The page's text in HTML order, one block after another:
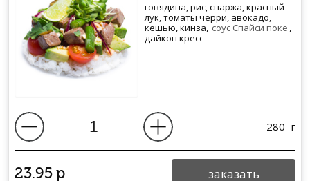
говядина, рис, спаржа, красный
лук, томаты черри, авокадо,
кешью, кинза, соус Спайси поке ,
дайкон кресс
280 г
23.95р заказать